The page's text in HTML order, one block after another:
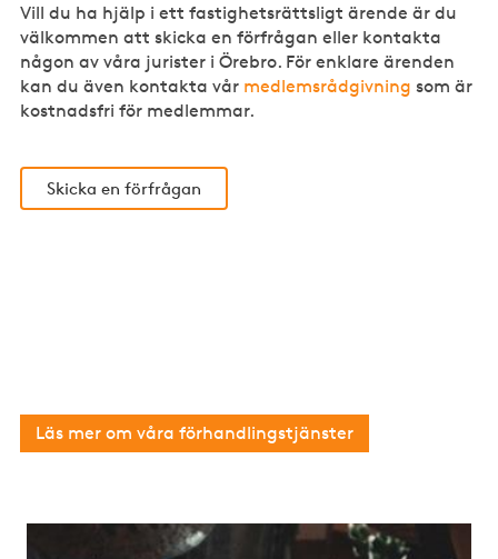
Vill du ha hjälp i ett fastighetsrättsligt ärende är du
välkommen att skicka en förfrågan eller kontakta
någon av våra jurister i Örebro. För enklare ärenden
kan du även kontakta vår medlemsrådgivning som är
kostnadsfri för medlemmar.
Skicka en förfrågan
Läs mer om våra förhandlingstjänster